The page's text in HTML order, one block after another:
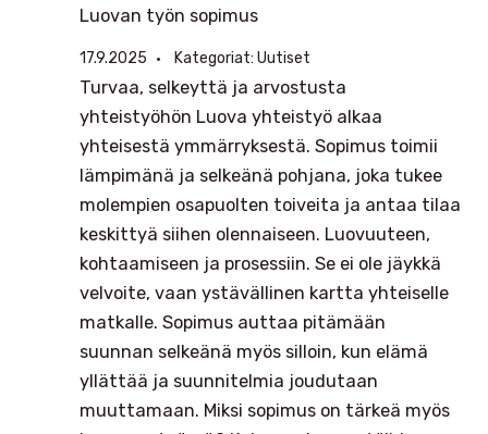
Luovan työn sopimus
17.9.2025 Kategoriat:Uutiset
Turvaa, selkeyttä ja arvostusta
yhteistyöhön Luova yhteistyö alkaa
yhteisestä ymmärryksestä. Sopimus toimii
lämpimänä ja selkeänä pohjana, joka tukee
molempien osapuolten toiveita ja antaa tilaa
keskittyä siihen olennaiseen. Luovuuteen,
kohtaamiseen ja prosessiin. Se ei ole jäykkä
velvoite, vaan ystävällinen kartta yhteiselle
matkalle. Sopimus auttaa pitämään
suunnan selkeänä myös silloin, kun elämä
yllättää ja suunnitelmia joudutaan
muuttamaan. Miksi sopimus on tärkeä myös